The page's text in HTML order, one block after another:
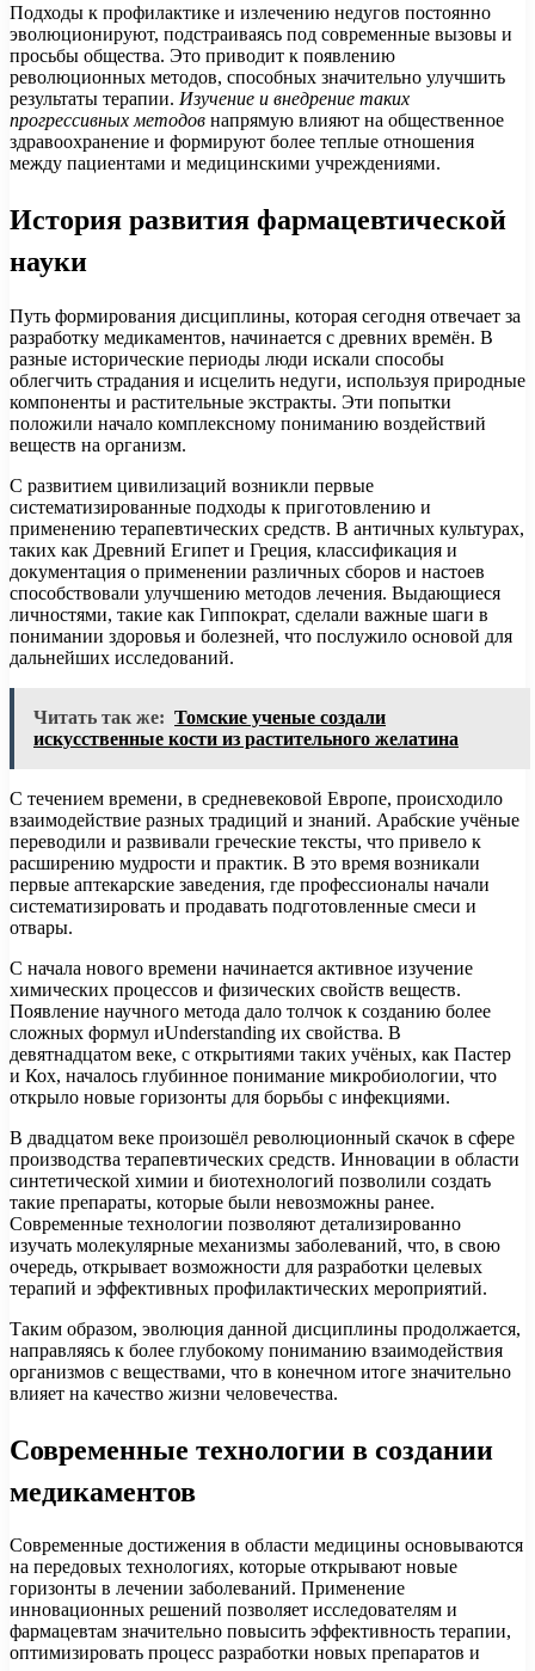
Подходы к профилактике и излечению недугов постоянно
эволюционируют, подстраиваясь под современные вызовы и
просьбы общества. Это приводит к появлению
революционных методов, способных значительно улучшить
результаты терапии. Изучение и внедрение таких
прогрессивных методов напрямую влияют на общественное
здравоохранение и формируют более теплые отношения
между пациентами и медицинскими учреждениями.
История развития фармацевтической
науки
Путь формирования дисциплины, которая сегодня отвечает за
разработку медикаментов, начинается с древних времён. В
разные исторические периоды люди искали способы
облегчить страдания и исцелить недуги, используя природные
компоненты и растительные экстракты. Эти попытки
положили начало комплексному пониманию воздействий
веществ на организм.
С развитием цивилизаций возникли первые
систематизированные подходы к приготовлению и
применению терапевтических средств. В античных культурах,
таких как Древний Египет и Греция, классификация и
документация о применении различных сборов и настоев
способствовали улучшению методов лечения. Выдающиеся
личностями, такие как Гиппократ, сделали важные шаги в
понимании здоровья и болезней, что послужило основой для
дальнейших исследований.
Читать так же: Томские ученые создали
искусственные кости из растительного желатина
С течением времени, в средневековой Европе, происходило
взаимодействие разных традиций и знаний. Арабские учёные
переводили и развивали греческие тексты, что привело к
расширению мудрости и практик. В это время возникали
первые аптекарские заведения, где профессионалы начали
систематизировать и продавать подготовленные смеси и
отвары.
С начала нового времени начинается активное изучение
химических процессов и физических свойств веществ.
Появление научного метода дало толчок к созданию более
сложных формул иUnderstanding их свойства. В
девятнадцатом веке, с открытиями таких учёных, как Пастер
и Кох, началось глубинное понимание микробиологии, что
открыло новые горизонты для борьбы с инфекциями.
В двадцатом веке произошёл революционный скачок в сфере
производства терапевтических средств. Инновации в области
синтетической химии и биотехнологий позволили создать
такие препараты, которые были невозможны ранее.
Современные технологии позволяют детализированно
изучать молекулярные механизмы заболеваний, что, в свою
очередь, открывает возможности для разработки целевых
терапий и эффективных профилактических мероприятий.
Таким образом, эволюция данной дисциплины продолжается,
направляясь к более глубокому пониманию взаимодействия
организмов с веществами, что в конечном итоге значительно
влияет на качество жизни человечества.
Современные технологии в создании
медикаментов
Современные достижения в области медицины основываются
на передовых технологиях, которые открывают новые
горизонты в лечении заболеваний. Применение
инновационных решений позволяет исследователям и
фармацевтам значительно повысить эффективность терапии,
оптимизировать процесс разработки новых препаратов и